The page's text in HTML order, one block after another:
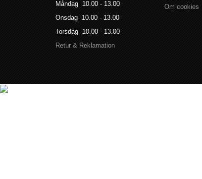
Måndag 10.00 - 13.00
Onsdag 10.00 - 13.00
Torsdag 10.00 - 13.00
Retur & Reklamation
Om cookies